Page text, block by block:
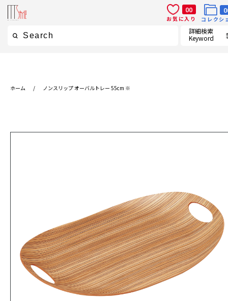
詳細検索
Keyword
00
お気に入り
コレクシ
ホーム / ノンスリップ オーバルトレー 55cm ※